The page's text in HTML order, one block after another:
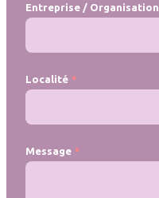
Entreprise / Organisation
Localité
Message